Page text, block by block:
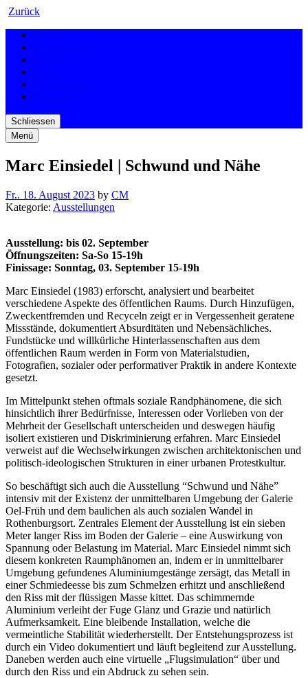
Zurück
Schliessen
Menü
Marc Einsiedel | Schwund und Nähe
Fr.. 18. August 2023 by CM
Kategorie: Ausstellungen
Ausstellung: bis 02. September
Öffnungszeiten: Sa-So 15-19h
Finissage: Sonntag, 03. September 15-19h
Marc Einsiedel (1983) erforscht, analysiert und bearbeitet
verschiedene Aspekte des öffentlichen Raums. Durch Hinzufügen,
Zweckentfremden und Recyceln zeigt er in Vergessenheit geratene
Missstände, dokumentiert Absurditäten und Nebensächliches.
Fundstücke und willkürliche Hinterlassenschaften aus dem
öffentlichen Raum werden in Form von Materialstudien,
Fotografien, sozialer oder performativer Praktik in andere Kontexte
gesetzt.
Im Mittelpunkt stehen oftmals soziale Randphänomene, die sich
hinsichtlich ihrer Bedürfnisse, Interessen oder Vorlieben von der
Mehrheit der Gesellschaft unterscheiden und deswegen häufig
isoliert existieren und Diskriminierung erfahren. Marc Einsiedel
verweist auf die Wechselwirkungen zwischen architektonischen und
politisch-ideologischen Strukturen in einer urbanen Protestkultur.
So beschäftigt sich auch die Ausstellung “Schwund und Nähe”
intensiv mit der Existenz der unmittelbaren Umgebung der Galerie
Oel-Früh und dem baulichen als auch sozialen Wandel in
Rothenburgsort. Zentrales Element der Ausstellung ist ein sieben
Meter langer Riss im Boden der Galerie – eine Auswirkung von
Spannung oder Belastung im Material. Marc Einsiedel nimmt sich
diesem konkreten Raumphänomen an, indem er in unmittelbarer
Umgebung gefundenes Aluminiumgestänge zersägt, das Metall in
einer Schmiedeesse bis zum Schmelzen erhitzt und anschließend
den Riss mit der flüssigen Masse kittet. Das schimmernde
Aluminium verleiht der Fuge Glanz und Grazie und natürlich
Aufmerksamkeit. Eine bleibende Installation, welche die
vermeintliche Stabilität wiederherstellt. Der Entstehungsprozess ist
durch ein Video dokumentiert und läuft begleitend zur Ausstellung.
Daneben werden auch eine virtuelle „Flugsimulation“ über und
durch den Riss und ein Abdruck zu sehen sein.